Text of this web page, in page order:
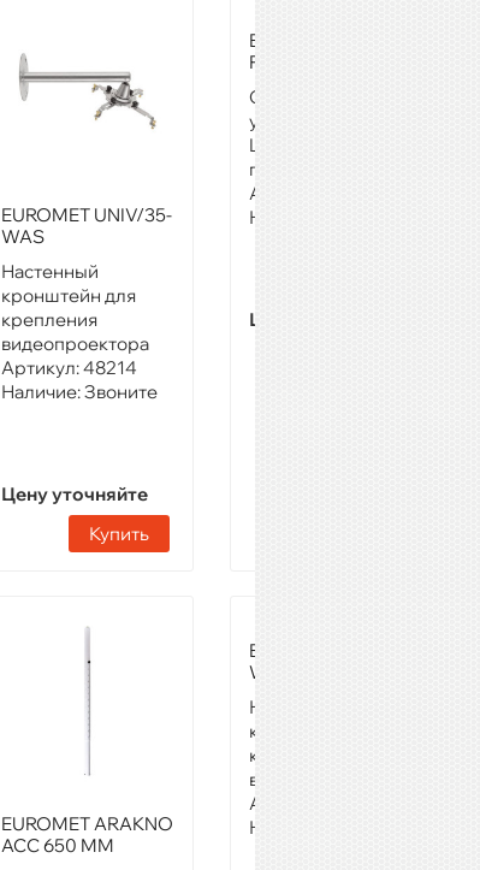
EUROMET UNIV/35-
WAS
Настенный
кронштейн для
крепления
видеопроектора
Артикул:48214
Наличие:Звоните
Цену уточняйте
Купить
EUROMET PLATEA
PREMIUM
Стойка для
установки двух
LCD/плазменных
панелей 2х55"
Артикул:
Наличие:
Цену уточняйте
EUROMET ARAKNO
ACC 650 MM
EUROMET UNIV/35-
WA
Настенный
кронштейн для
крепления
видеопроектора
Артикул:
Наличие: